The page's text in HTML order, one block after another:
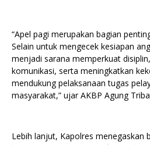
“Apel pagi merupakan bagian
Selain untuk mengecek kesiapan
menjadi sarana memperkuat
komunikasi, serta meningkatkan
mendukung pelaksanaan tugas
masyarakat,” ujar AKBP Agung
Lebih lanjut, Kapolres menegaskan